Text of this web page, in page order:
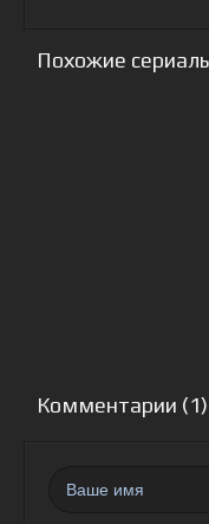
Похожие
Комментарии (1)